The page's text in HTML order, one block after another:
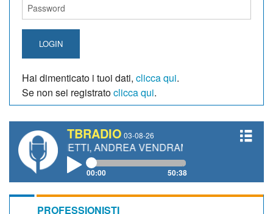
LOGIN
Hai dimenticato i tuoi dati, clicca qui.
Se non sei registratoclicca qui.
TBRADIO 03-08-26
ANDREA VENDRAME, FILIPPO FIORELLI
00:00 50:38
PROFESSIONISTI